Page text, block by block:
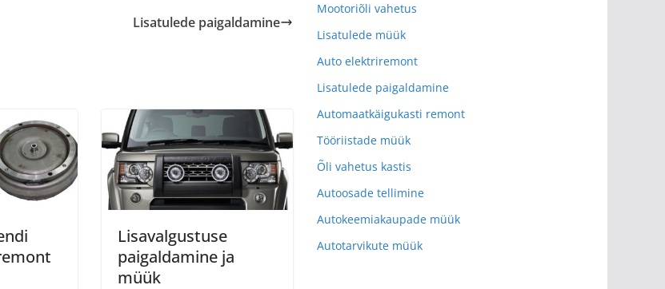
Lisatulede paigaldamine
Lisavalgustuse
paigaldamine ja
müük
Mootoriõli vahetus
Lisatulede müük
Auto elektriremont
Lisatulede paigaldamine
Automaatkäigukasti remont
Tööriistade müük
Õli vahetus kastis
Autoosade tellimine
Autokeemiakaupade müük
Autotarvikute müük